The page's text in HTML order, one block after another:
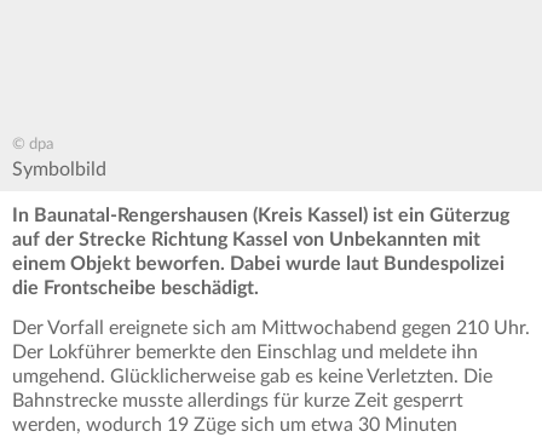
© dpa
Symbolbild
In Baunatal-Rengershausen (Kreis Kassel) ist ein Güterzug
auf der Strecke Richtung Kassel von Unbekannten mit
einem Objekt beworfen. Dabei wurde laut Bundespolizei
die Frontscheibe beschädigt.
Der Vorfall ereignete sich am Mittwochabend gegen 210 Uhr.
Der Lokführer bemerkte den Einschlag und meldete ihn
umgehend. Glücklicherweise gab es keine Verletzten. Die
Bahnstrecke musste allerdings für kurze Zeit gesperrt
werden, wodurch 19 Züge sich um etwa 30 Minuten